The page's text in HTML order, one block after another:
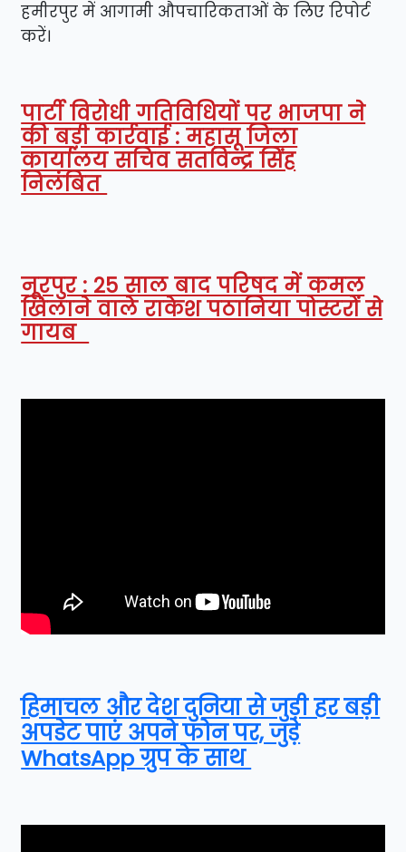
हमीरपुर में आगामी औपचारिकताओं के लिए रिपोर्ट
करें।
पार्टी विरोधी गतिविधियों पर भाजपा ने
की बड़ी कार्रवाई : महासू जिला
कार्यालय सचिव सतविन्द्र सिंह
निलंबित
नूरपुर : 25 साल बाद परिषद में कमल
खिलाने वाले राकेश पठानिया पोस्टरों से
गायब
हिमाचल और देश दुनिया से जुड़ी हर बड़ी
अपडेट पाएं अपने फोन पर, जुड़े
WhatsApp ग्रुप के साथ